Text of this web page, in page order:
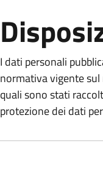
I dati personali
normativa vigente
quali sono stati
protezione dei dati